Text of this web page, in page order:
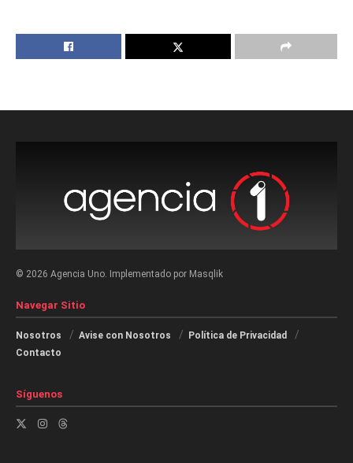
© 2026 Agencia Uno. Implementado por Masqlik
Navegar Sitio
Nosotros Avise con Nosotros
Política de Privacidad
Contacto
Síguenos